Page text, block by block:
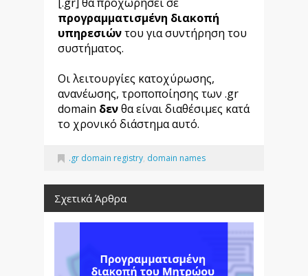
προγραμματισμένη διακοπή
υπηρεσιώντου για συντήρηση του
συστήματος.
Οι λειτουργίες κατοχύρωσης,
ανανέωσης, τροποποίησης των .gr
domain δενθα είναι διαθέσιμες κατά
το χρονικό διάστημα αυτό.
.gr domain registry, domain names
Σχετικά Άρθρα